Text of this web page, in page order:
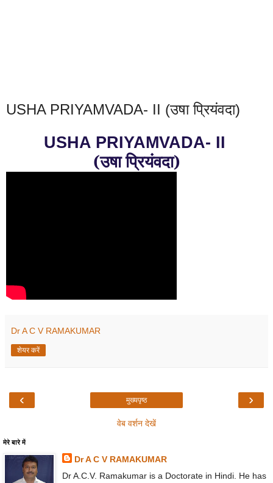
USHA PRIYAMVADA- II (उषा प्रियंवदा)
USHA PRIYAMVADA- II
(उषा प्रियंवदा)
Dr A C V RAMAKUMAR
शेयर करें
‹ ›
मुख्यपृष्ठ
वेब वर्शन देखें
मेरे बारे में
Dr A C V RAMAKUMAR
Dr A.C.V. Ramakumar is a Doctorate in Hindi. He has